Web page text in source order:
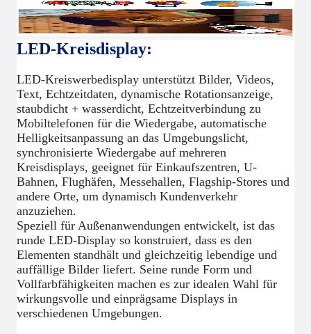
LED-Kreisdisplay:
LED-Kreiswerbedisplay unterstützt Bilder, Videos,
Text, Echtzeitdaten, dynamische Rotationsanzeige,
staubdicht + wasserdicht, Echtzeitverbindung zu
Mobiltelefonen für die Wiedergabe, automatische
Helligkeitsanpassung an das Umgebungslicht,
synchronisierte Wiedergabe auf mehreren
Kreisdisplays, geeignet für Einkaufszentren, U-
Bahnen, Flughäfen, Messehallen, Flagship-Stores und
andere Orte, um dynamisch Kundenverkehr
anzuziehen.
Speziell für Außenanwendungen entwickelt, ist das
runde LED-Display so konstruiert, dass es den
Elementen standhält und gleichzeitig lebendige und
auffällige Bilder liefert. Seine runde Form und
Vollfarbfähigkeiten machen es zur idealen Wahl für
wirkungsvolle und einprägsame Displays in
verschiedenen Umgebungen.